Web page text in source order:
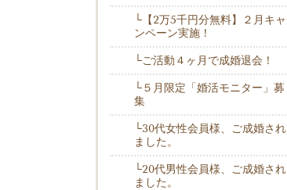
└【2万5千円分無料】２月キャ
ンペーン実施！
└ご活動４ヶ月で成婚退会！
└５月限定「婚活モニター」募
集
└30代女性会員様、ご成婚され
ました。
└20代男性会員様、ご成婚され
ました。